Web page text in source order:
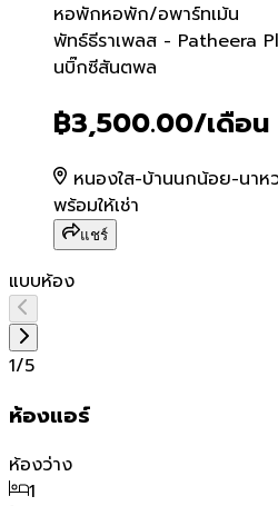
หอพักหอพัก/อพาร์ทเม้น
พัทธ์ธีราเพล
พัทธ์ธีราเพลส - Patheera
นบิ๊กซีสันตพล
฿3,500.00/เดือน
หนองใส-บ้านนกน้อย-นาห
พร้อมให้เช่า
แชร์
แบบห้อง
1/5
ห้องแอร์
ห้องว่าง
1